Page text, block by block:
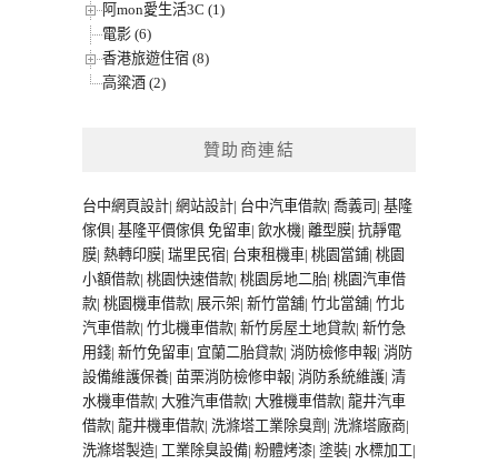
阿mon愛生活3C (1)
電影 (6)
香港旅遊住宿 (8)
高粱酒 (2)
贊助商連結
台中網頁設計| 網站設計| 台中汽車借款| 喬義司 | 基隆
傢俱| 基隆平價傢俱 免留車| 飲水機| 離型膜| 抗靜電
膜| 熱轉印膜| 瑞里民宿| 台東租機車| 桃園當鋪| 桃園
小額借款| 桃園快速借款| 桃園房地二胎| 桃園汽車借
款| 桃園機車借款| 展示架| 新竹當舖| 竹北當舖| 竹北
汽車借款| 竹北機車借款| 新竹房屋土地貸款| 新竹急
用錢| 新竹免留車| 宜蘭二胎貸款| 消防檢修申報| 消防
設備維護保養| 苗栗消防檢修申報| 消防系統維護| 清
水機車借款| 大雅汽車借款| 大雅機車借款| 龍井汽車
借款| 龍井機車借款| 洗滌塔工業除臭劑 | 洗滌塔廠商|
洗滌塔製造| 工業除臭設備| 粉體烤漆| 塗裝| 水標加工|